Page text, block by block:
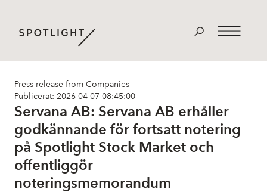
Press release from Companies
Publicerat: 2026-04-07 08:45:00
Servana AB: Servana AB erhåller
godkännande för fortsatt notering
på Spotlight Stock Market och
offentliggör
noteringsmemorandum